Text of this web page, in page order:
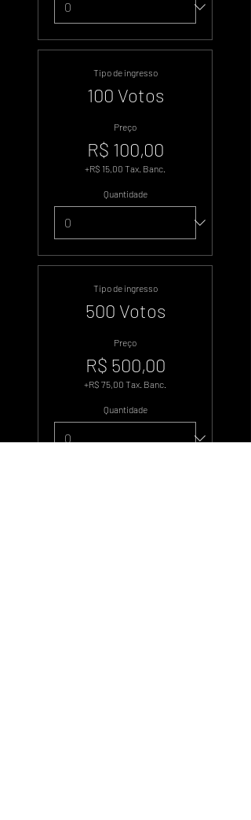
Tipo de ingresso
100 Votos
Preço
R$ 100,00
+R$ 15,00 Tax. Banc.
Quantidade
Tipo de ingresso
500 Votos
Preço
R$ 500,00
+R$ 75,00 Tax. Banc.
Quantidade